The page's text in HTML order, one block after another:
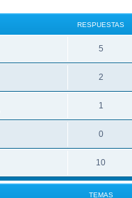
RESPUESTAS
5
2
1
0
10
TEMAS